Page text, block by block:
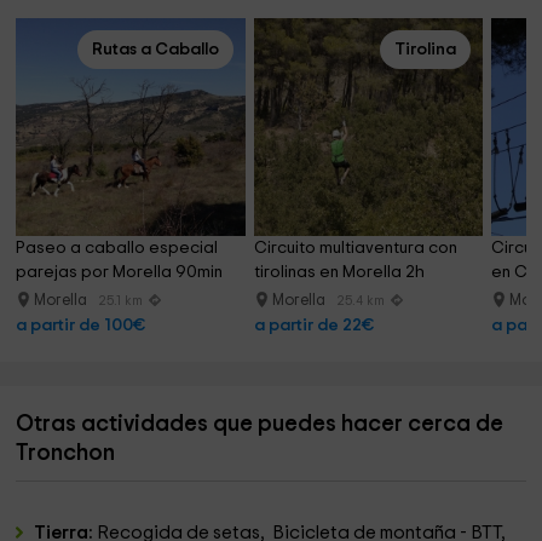
Rutas a Caballo
Paseo a caballo especial
parejas por Morella 90min
Morella 25.1 km
a partir de 100€
Tirolina
Circuito multiaventura con
tirolinas en Morella 2h
Morella 25.4 km
a partir de 22€
en
a
Otras actividades que puedes hacer cerca de
Tronchon
Tierra: Recogida de setas, Bicicleta de montaña - BTT,